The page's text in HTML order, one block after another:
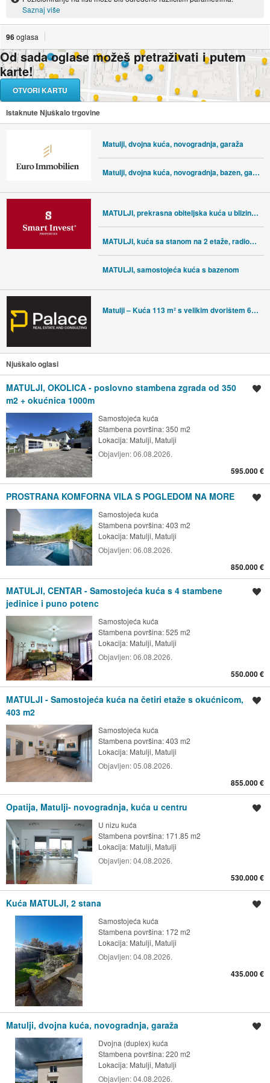
Saznaj više
96oglasa
Od sada oglase možeš pretraživati i putem
karte!
OTVORI KARTU
Istaknute Njuškalo trgovine
Matulji, dvojna kuća, novogradnja, garaža
Matulji, dvojna kuća, novogradnja, bazen, garaža
MATULJI, prekrasna obiteljska kuća u blizini centra
MATULJI, kuća sa stanom na 2 etaže, radionom i garažom
MATULJI, samostojeća kuća s bazenom
Matulji – Kuća 113 m² s velikim dvorištem 666 m² i garažom
Njuškalo oglasi
MATULJI, OKOLICA - poslovno stambena zgrada od 350
m2 + okućnica 1000m
Samostojeća kuća
Stambena površina: 350 m2
Lokacija: Matulji, Matulji
Objavljen:06.08.2026.
595.000 €
PROSTRANA KOMFORNA VILA S POGLEDOM NA MORE
Samostojeća kuća
Stambena površina: 403 m2
Lokacija: Matulji, Matulji
Objavljen:06.08.2026.
850.000 €
MATULJI, CENTAR - Samostojeća kuća s 4 stambene
jedinice i puno potenc
Samostojeća kuća
Stambena površina: 525 m2
Lokacija: Matulji, Matulji
Objavljen:06.08.2026.
550.000 €
MATULJI - Samostojeća kuća na četiri etaže s okućnicom,
403 m2
Samostojeća kuća
Stambena površina: 403 m2
Lokacija: Matulji, Matulji
Objavljen:05.08.2026.
855.000 €
Opatija, Matulji- novogradnja, kuća u centru
U nizu kuća
Stambena površina: 171.85 m2
Lokacija: Matulji, Matulji
Objavljen:04.08.2026.
530.000 €
Kuća MATULJI, 2 stana
Samostojeća kuća
Stambena površina: 172 m2
Lokacija: Matulji, Matulji
Objavljen:04.08.2026.
435.000 €
Matulji, dvojna kuća, novogradnja, garaža
Dvojna (duplex) kuća
Stambena površina: 220 m2
Lokacija: Matulji, Matulji
Objavljen:04.08.2026.